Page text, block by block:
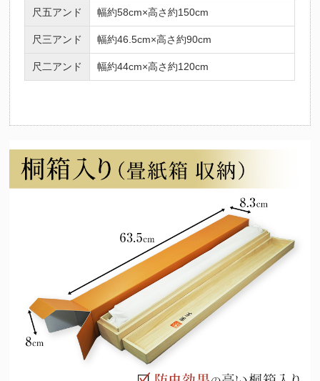
尺五アンド 幅約58cm×高さ約150cm
尺三アンド 幅約46.5cm×高さ約90cm
尺二アンド 幅約44cm×高さ約120cm